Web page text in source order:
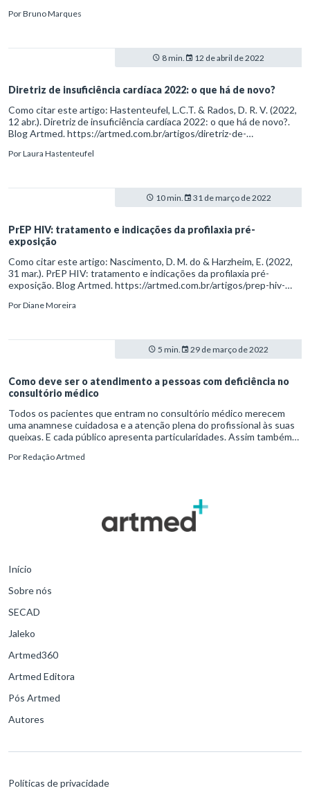
PorBruno Marques
8 min. 12 de abril de 2022
Diretriz de insuficiência cardíaca 2022: o que há de novo?
Como citar este artigo: Hastenteufel, L.C.T. & Rados, D. R. V. (2022,
12 abr.). Diretriz de insuficiência cardíaca 2022: o que há de novo?.
Blog Artmed. https://artmed.com.br/artigos/diretriz-de-
PorLaura Hastenteufel
10 min. 31 de março de 2022
PrEP HIV: tratamento e indicações da profilaxia pré-
exposição
Como citar este artigo: Nascimento, D. M. do & Harzheim, E. (2022,
31 mar.). PrEP HIV: tratamento e indicações da profilaxia pré-
exposição. Blog Artmed. https://artmed.com.br/artigos/prep-hiv-
PorDiane Moreira
5 min. 29 de março de 2022
Como deve ser o atendimento a pessoas com deficiência no
consultório médico
Todos os pacientes que entram no consultório médico merecem
uma anamnese cuidadosa e a atenção plena do profissional às suas
queixas. E cada público apresenta particularidades. Assim também
Acima de tudo, é recomendado o uso do bom senso e de habilidades
PorRedação Artmed
Início
Sobre nós
SECAD
Jaleko
Artmed360
Artmed Editora
Pós Artmed
Autores
Políticas de privacidade